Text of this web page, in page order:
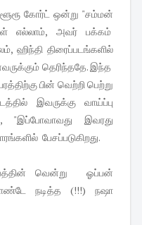
கோர்ட் ஒன்று "சம்மன்
எல்லாம், அவர் பக்கம்
ஹிந்தி திரைப்படங்களில்
தெரிந்ததே. இந்த
பின் வெற்றி பெற்று
இவருக்கு வாய்ப்பு
"இப்போவாவது இவரது
பேசப்படுகிறது.
வென்று ஓப்பன்
நடித்த (!!!) நஷா